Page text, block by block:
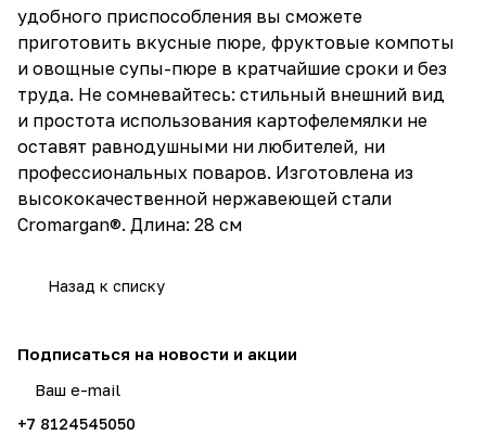
удобного приспособления вы сможете
приготовить вкусные пюре, фруктовые компоты
и овощные супы-пюре в кратчайшие сроки и без
труда. Не сомневайтесь: стильный внешний вид
и простота использования картофелемялки не
оставят равнодушными ни любителей, ни
профессиональных поваров. Изготовлена из
высококачественной нержавеющей стали
Cromargan®. Длина: 28 см
Назад к списку
Подписаться на новости и акции
+7 8124545050